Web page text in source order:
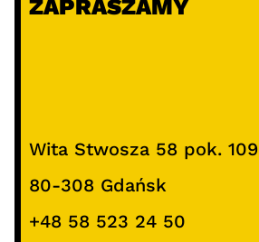
ZAPRASZAMY
Wita Stwosza 58 pok. 109
80-308 Gdańsk
+48 58 523 24 50